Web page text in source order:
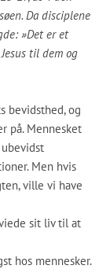
Da disciplene
»Det er et
til dem og
bevidsthed, og
på. Mennesket
Men hvis
ville vi have
sit liv til at
hos mennesker.